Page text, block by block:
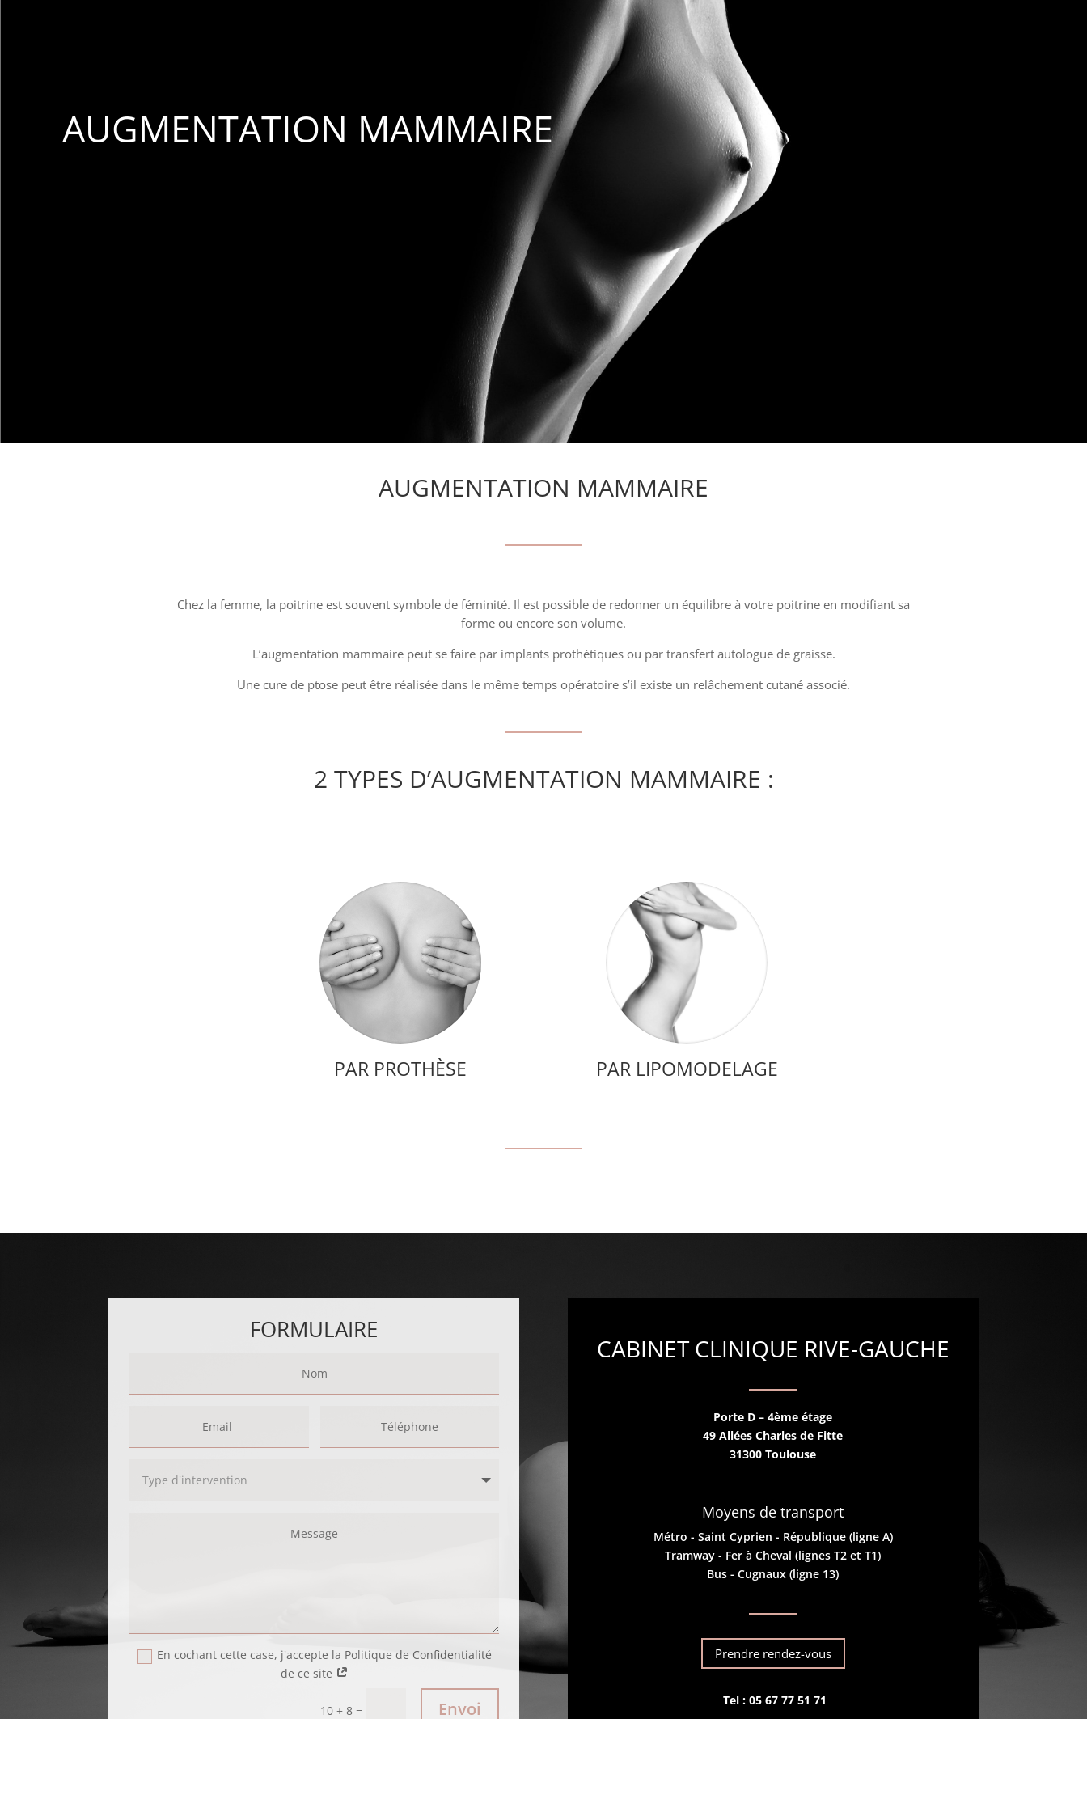
AUGMENTATION MAMMAIRE
AUGMENTATION MAMMAIRE
Chez la femme, la poitrine est souvent symbole de féminité. Il est possible de redonner un équilibre à votre poitrine en modifiant sa
forme ou encore son volume.
L’augmentation mammaire peut se faire par implants prothétiques ou par transfert autologue de graisse.
Une cure de ptose peut être réalisée dans le même temps opératoire s’il existe un relâchement cutané associé.
2 TYPES D’AUGMENTATION MAMMAIRE :
PAR PROTHÈSE PAR LIPOMODELAGE
FORMULAIRE
En cochant cette case, j'accepte la Politique de Confidentialité
de ce site
10 + 8 = Envoi
CABINET CLINIQUE RIVE-GAUCHE
Porte D – 4ème étage
49 Allées Charles de Fitte
31300 Toulouse
Moyens de transport
Métro - Saint Cyprien - République (ligne A)
Tramway - Fer à Cheval (lignes T2 et T1)
Bus - Cugnaux (ligne 13)
Prendre rendez-vous
Tel : 05 67 77 51 71